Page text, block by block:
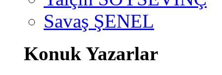
Savaş ŞENEL
Konuk Yazarlar